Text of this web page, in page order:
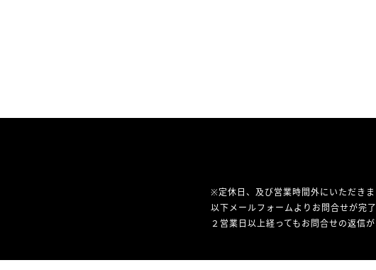
※定休日、及び営業時間外にいただき
以下メールフォームよりお問合せが完
２営業日以上経ってもお問合せの返信